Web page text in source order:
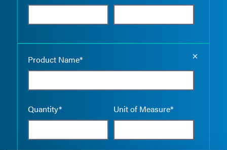
Product Name*
Quantity* Unit of Measure*